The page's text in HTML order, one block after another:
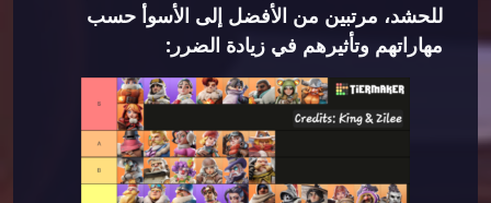
للحشد، مرتبين من الأفضل إلى الأسوأ حسب
مهاراتهم وتأثيرهم في زيادة الضرر: